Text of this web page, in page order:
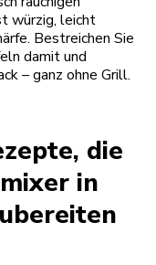
würzig, leicht
Bestreichen Sie
damit und
– ganz ohne Grill.
die
in